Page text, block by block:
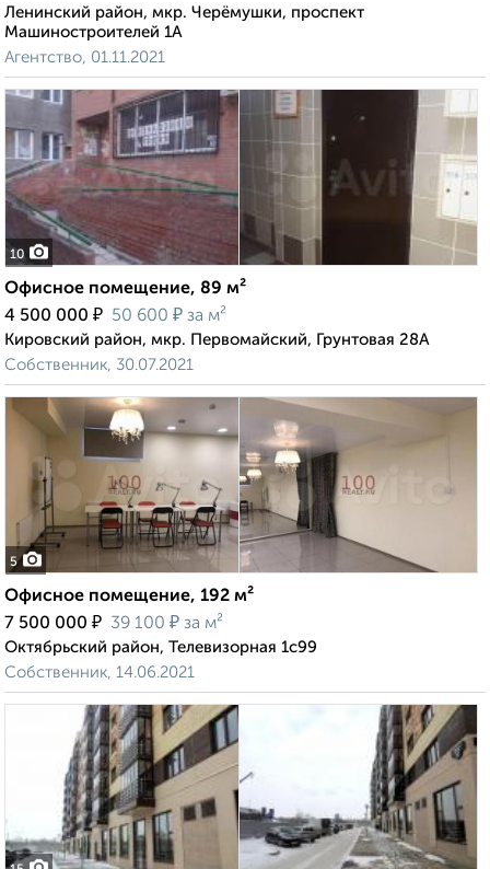
Ленинский район, мкр. Черёмушки, проспект
Машиностроителей 1А
Агентство, 01.11.2021
10
Офисное помещение, 89 м²
4 500 000 ₽ 50 600 ₽ за м²
Кировский район, мкр. Первомайский, Грунтовая 28А
Собственник, 30.07.2021
5
Офисное помещение, 192 м²
7 500 000 ₽ 39 100 ₽ за м²
Октябрьский район, Телевизорная 1с99
Собственник, 14.06.2021